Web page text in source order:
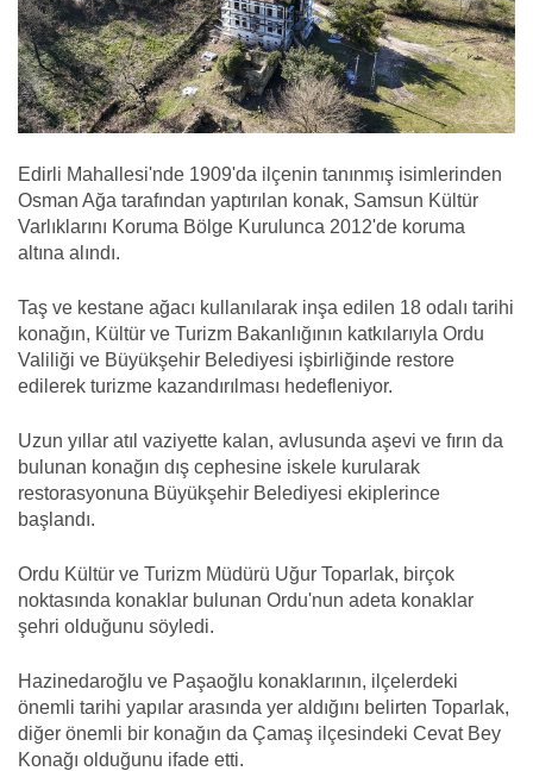
Edirli Mahallesi'nde 1909'da ilçenin tanınmış isimlerinden
Osman Ağa tarafından yaptırılan konak, Samsun Kültür
Varlıklarını Koruma Bölge Kurulunca 2012'de koruma
altına alındı.
Taş ve kestane ağacı kullanılarak inşa edilen 18 odalı tarihi
konağın, Kültür ve Turizm Bakanlığının katkılarıyla Ordu
Valiliği ve Büyükşehir Belediyesi işbirliğinde restore
edilerek turizme kazandırılması hedefleniyor.
Uzun yıllar atıl vaziyette kalan, avlusunda aşevi ve fırın da
bulunan konağın dış cephesine iskele kurularak
restorasyonuna Büyükşehir Belediyesi ekiplerince
başlandı.
Ordu Kültür ve Turizm Müdürü Uğur Toparlak, birçok
noktasında konaklar bulunan Ordu'nun adeta konaklar
şehri olduğunu söyledi.
Hazinedaroğlu ve Paşaoğlu konaklarının, ilçelerdeki
önemli tarihi yapılar arasında yer aldığını belirten Toparlak,
diğer önemli bir konağın da Çamaş ilçesindeki Cevat Bey
Konağı olduğunu ifade etti.